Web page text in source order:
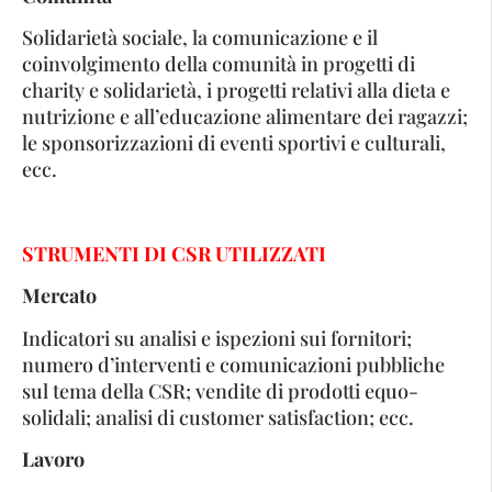
Solidarietà sociale, la comunicazione e il
coinvolgimento della comunità in progetti di
charity e solidarietà, i progetti relativi alla dieta e
nutrizione e all’educazione alimentare dei ragazzi;
le sponsorizzazioni di eventi sportivi e culturali,
ecc.
STRUMENTI DI CSR UTILIZZATI
Mercato
Indicatori su analisi e ispezioni sui fornitori;
numero d’interventi e comunicazioni pubbliche
sul tema della CSR; vendite di prodotti equo-
solidali; analisi di customer satisfaction; ecc.
Lavoro